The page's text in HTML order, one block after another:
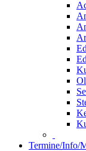
Termine/Info/